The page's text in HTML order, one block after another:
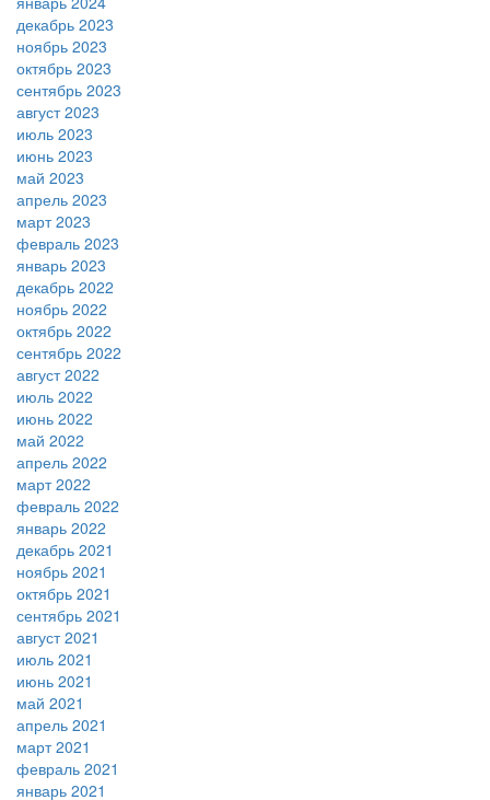
декабрь 2023
ноябрь 2023
октябрь 2023
сентябрь 2023
август 2023
июль 2023
июнь 2023
май 2023
апрель 2023
март 2023
февраль 2023
январь 2023
декабрь 2022
ноябрь 2022
октябрь 2022
сентябрь 2022
август 2022
июль 2022
июнь 2022
май 2022
апрель 2022
март 2022
февраль 2022
январь 2022
декабрь 2021
ноябрь 2021
октябрь 2021
сентябрь 2021
август 2021
июль 2021
июнь 2021
май 2021
апрель 2021
март 2021
февраль 2021
январь 2021